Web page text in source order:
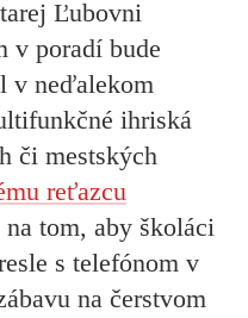
Ľubovni
v poradí bude
v neďalekom
ihriská
či mestských
reťazcu
tom, aby školáci
s telefónom v
na čerstvom